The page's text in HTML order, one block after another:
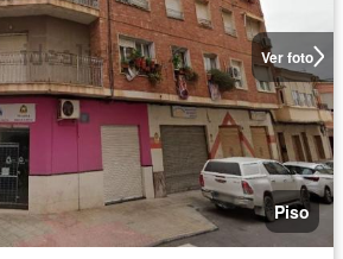
Ver foto
Piso